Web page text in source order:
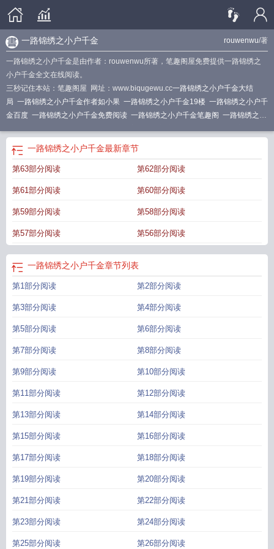
rouwenwu/著
一路锦绣之小户千金
一路锦绣之小户千金是由作者：rouwenwu所著，笔趣阁屋免费提供一路锦绣之
小户千金全文在线阅读。
三秒记住本站：笔趣阁屋 网址：www.biqugewu.cc一路锦绣之小户千金大结
局 一路锦绣之小户千金作者如小果 一路锦绣之小户千金19楼 一路锦绣之小户千
金百度 一路锦绣之小户千金免费阅读 一路锦绣之小户千金笔趣阁 一路锦绣之小
一路锦绣之小户千金免费阅读笔趣阁
路锦绣之小户千金txt
一路锦绣之小户千金最新章节
第63部分阅读 第62部分阅读
第61部分阅读 第60部分阅读
第59部分阅读 第58部分阅读
第57部分阅读 第56部分阅读
一路锦绣之小户千金章节列表
第1部分阅读 第2部分阅读
第3部分阅读 第4部分阅读
第5部分阅读 第6部分阅读
第7部分阅读 第8部分阅读
第9部分阅读 第10部分阅读
第11部分阅读 第12部分阅读
第13部分阅读 第14部分阅读
第15部分阅读 第16部分阅读
第17部分阅读 第18部分阅读
第19部分阅读 第20部分阅读
第21部分阅读 第22部分阅读
第23部分阅读 第24部分阅读
第25部分阅读 第26部分阅读